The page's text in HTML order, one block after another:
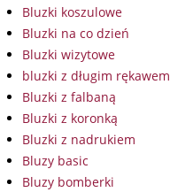
Bluzki koszulowe
Bluzki na co dzień
Bluzki wizytowe
bluzki z długim rękawem
Bluzki z falbaną
Bluzki z koronką
Bluzki z nadrukiem
Bluzy basic
Bluzy bomberki